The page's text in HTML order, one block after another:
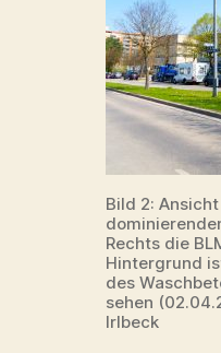
Bild 2:
Rechts die
Hintergrund
des
sehen
Irlbeck